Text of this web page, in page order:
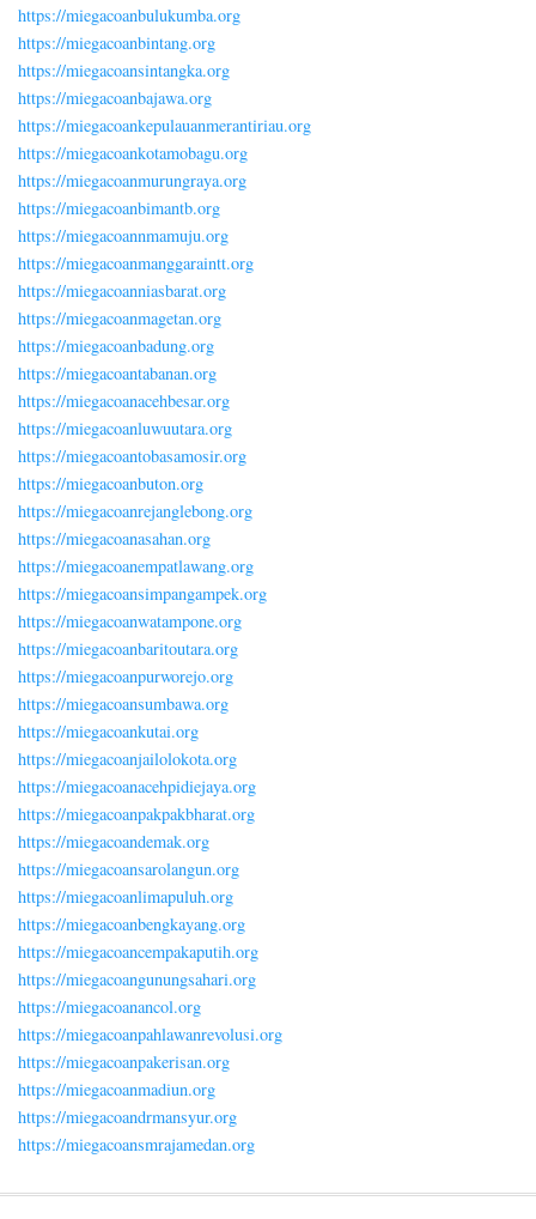
https://miegacoanbulukumba.org
https://miegacoanbintang.org
https://miegacoansintangka.org
https://miegacoanbajawa.org
https://miegacoankepulauanmerantiriau.org
https://miegacoankotamobagu.org
https://miegacoanmurungraya.org
https://miegacoanbimantb.org
https://miegacoannmamuju.org
https://miegacoanmanggaraintt.org
https://miegacoanniasbarat.org
https://miegacoanmagetan.org
https://miegacoanbadung.org
https://miegacoantabanan.org
https://miegacoanacehbesar.org
https://miegacoanluwuutara.org
https://miegacoantobasamosir.org
https://miegacoanbuton.org
https://miegacoanrejanglebong.org
https://miegacoanasahan.org
https://miegacoanempatlawang.org
https://miegacoansimpangampek.org
https://miegacoanwatampone.org
https://miegacoanbaritoutara.org
https://miegacoanpurworejo.org
https://miegacoansumbawa.org
https://miegacoankutai.org
https://miegacoanjailolokota.org
https://miegacoanacehpidiejaya.org
https://miegacoanpakpakbharat.org
https://miegacoandemak.org
https://miegacoansarolangun.org
https://miegacoanlimapuluh.org
https://miegacoanbengkayang.org
https://miegacoancempakaputih.org
https://miegacoangunungsahari.org
https://miegacoanancol.org
https://miegacoanpahlawanrevolusi.org
https://miegacoanpakerisan.org
https://miegacoanmadiun.org
https://miegacoandrmansyur.org
https://miegacoansmrajamedan.org